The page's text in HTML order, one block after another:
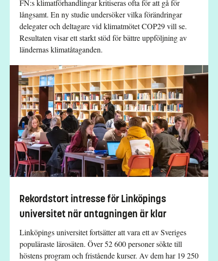
FN:s klimatförhandlingar kritiseras ofta för att gå för
långsamt. En ny studie undersöker vilka förändringar
delegater och deltagare vid klimatmötet COP29 vill se.
Resultaten visar ett starkt stöd för bättre uppföljning av
ländernas klimatåtaganden.
Rekordstort intresse för Linköpings
universitet när antagningen är klar
Linköpings universitet fortsätter att vara ett av Sveriges
populäraste lärosäten. Över 52 600 personer sökte till
höstens program och fristående kurser. Av dem har 19 250